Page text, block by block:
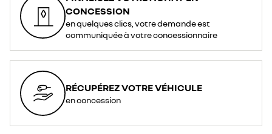
CONCESSION
en quelques clics, votre demande est
communiquée à votre concessionnaire
RÉCUPÉREZ VOTRE VÉHICULE
en concession